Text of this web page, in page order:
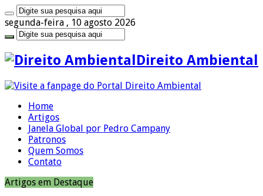
segunda-feira , 10 agosto 2026
Direito Ambiental
Home
Artigos
Janela Global por Pedro Campany
Patronos
Quem Somos
Contato
Artigos em Destaque